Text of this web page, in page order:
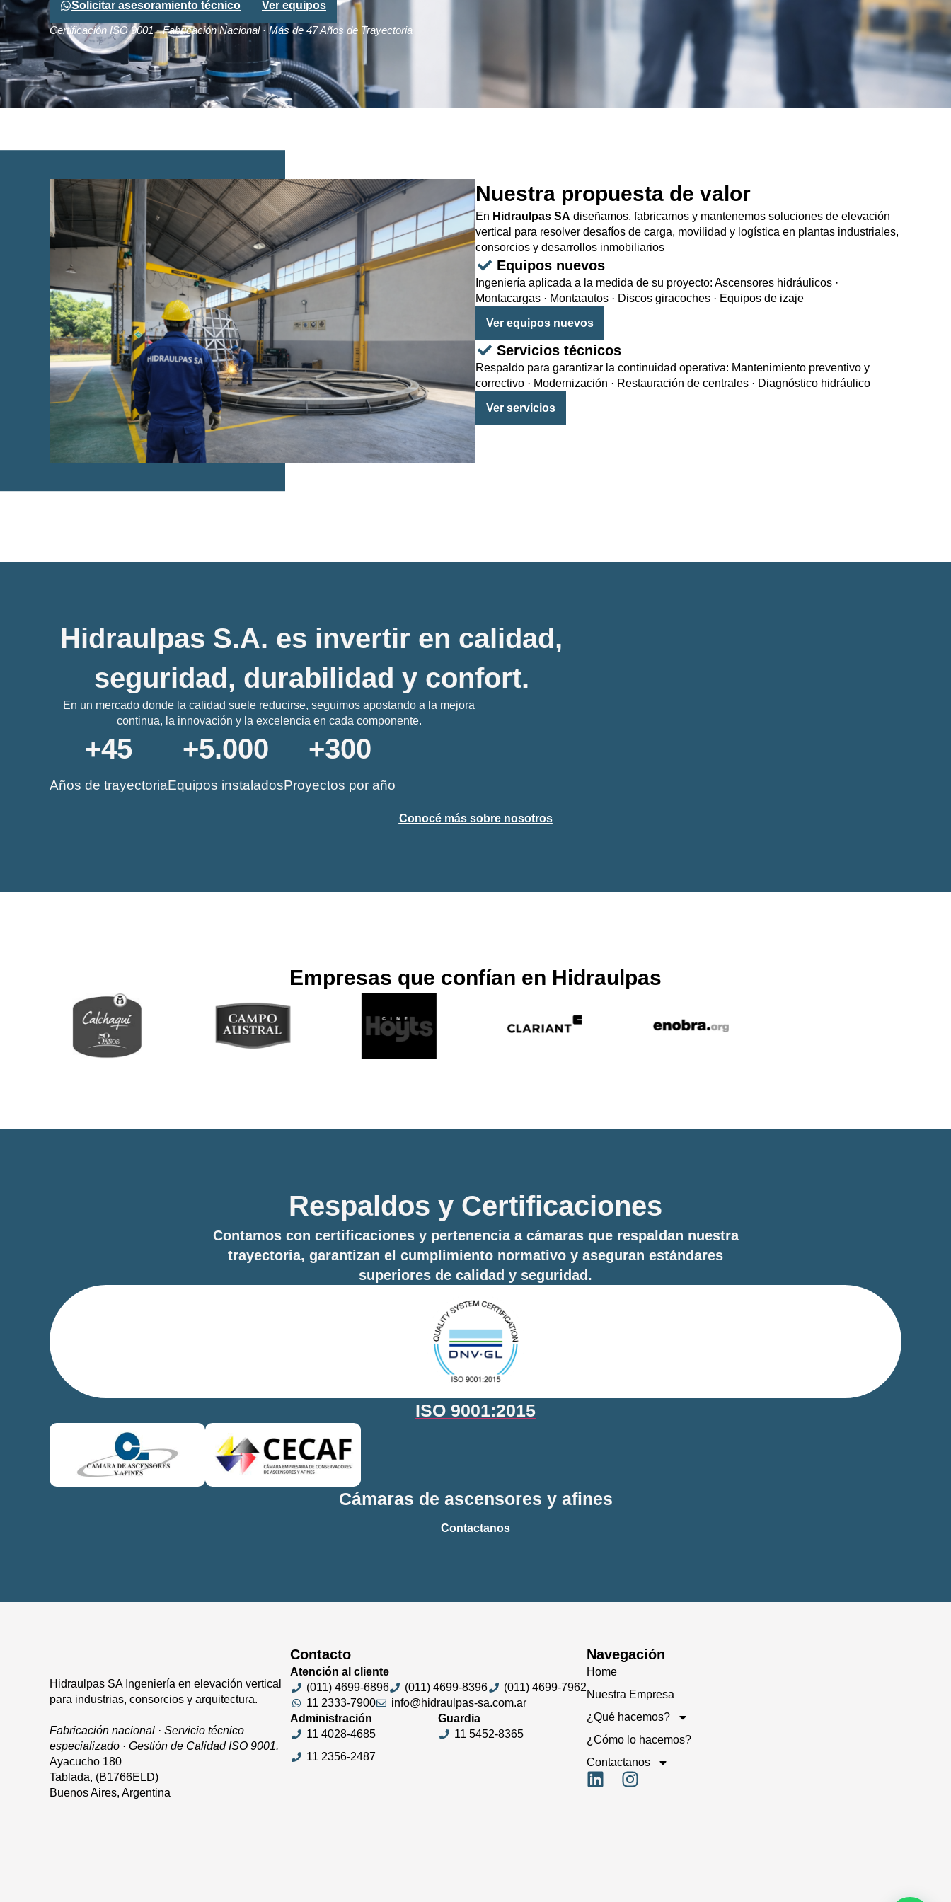
Solicitar asesoramiento técnico Ver equipos
Certificación ISO 9001 · Fabricación Nacional · Más de 47 Años de Trayectoria
Nuestra propuesta de valor
En Hidraulpas SA diseñamos, fabricamos y mantenemos soluciones de elevación
vertical para resolver desafíos de carga, movilidad y logística en plantas industriales,
consorcios y desarrollos inmobiliarios
Equipos nuevos
Ingeniería aplicada a la medida de su proyecto: Ascensores hidráulicos ·
Montacargas · Montaautos · Discos giracoches · Equipos de izaje
Ver equipos nuevos
Servicios técnicos
Respaldo para garantizar la continuidad operativa: Mantenimiento preventivo y
correctivo · Modernización · Restauración de centrales · Diagnóstico hidráulico
Ver servicios
Hidraulpas S.A. es invertir en calidad,
seguridad, durabilidad y confort.
En un mercado donde la calidad suele reducirse, seguimos apostando a la mejora
continua, la innovación y la excelencia en cada componente.
Años de trayectoria
+45
Equipos instalados
+5.000
Proyectos por año
+300
Conocé más sobre nosotros
Empresas que confían en Hidraulpas
Respaldos y Certificaciones
Contamos con certificaciones y pertenencia a cámaras que respaldan nuestra
trayectoria, garantizan el cumplimiento normativo y aseguran estándares
superiores de calidad y seguridad.
ISO 9001:2015
Cámaras de ascensores y afines
Contactanos
Hidraulpas SA Ingeniería en elevación vertical
para industrias, consorcios y arquitectura.
Fabricación nacional · Servicio técnico
especializado · Gestión de Calidad ISO 9001.
Ayacucho 180
Tablada, (B1766ELD)
Buenos Aires, Argentina
Contacto
Atención al cliente
(011) 4699-6896
(011) 4699-8396
(011) 4699-7962
11 2333-7900
info@hidraulpas-sa.com.ar
Administración
11 4028-4685
11 2356-2487
Guardia
11 5452-8365
Navegación
Home
Nuestra Empresa
¿Qué hacemos?
¿Cómo lo hacemos?
Contactanos